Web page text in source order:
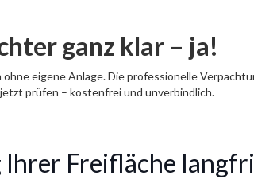
ganz klar – ja!
eigene Anlage. Die professionelle
prüfen – kostenfrei und unverbindlich.
Ihrer Freifläche